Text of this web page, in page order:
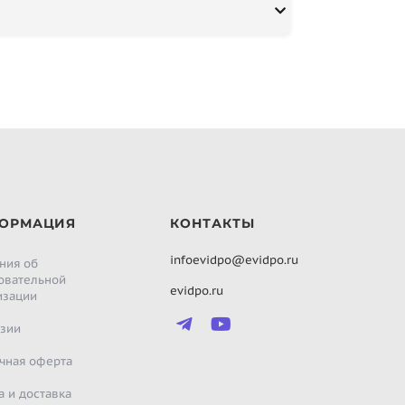
об
оферта
и доставка
КОНТАКТЫ
infoevidpo@evidpo.ru
evidpo.ru